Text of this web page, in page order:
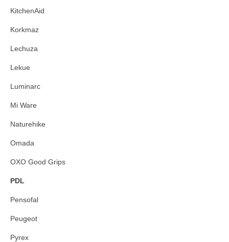
KitchenAid
Korkmaz
Lechuza
Lekue
Luminarc
Mi Ware
Naturehike
Omada
OXO Good Grips
PDL
Pensofal
Peugeot
Pyrex